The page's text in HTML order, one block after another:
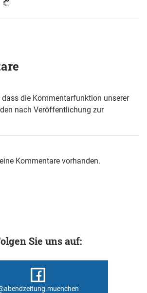
dass die Kommentarfunktion unserer
nach Veröffentlichung zur
Kommentare vorhanden.
Sie uns auf: